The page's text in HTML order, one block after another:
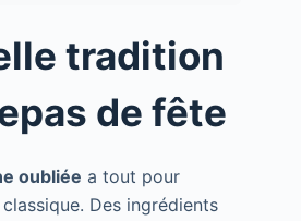
tradition
de fête
oubliée a tout pour
Des ingrédients